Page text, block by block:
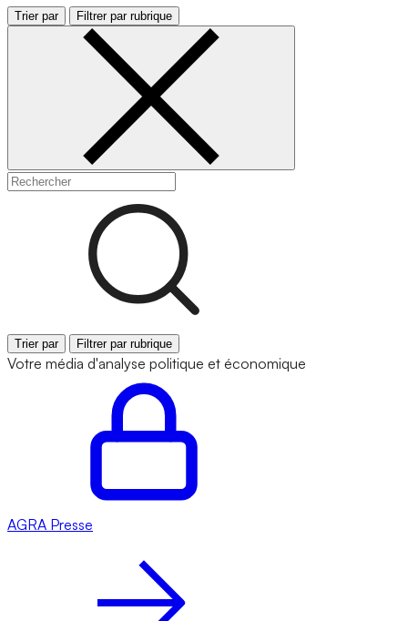
Trier par Filtrer par rubrique
Trier par Filtrer par rubrique
Votre média d'analyse politique et économique
AGRA Presse